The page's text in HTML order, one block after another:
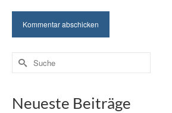
Suche
nach:
Neueste Beiträge